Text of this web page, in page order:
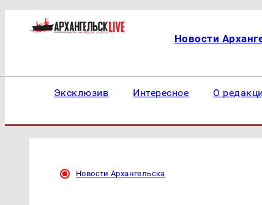
Новости
Эксклюзив Интересное О
Новости Архангельска